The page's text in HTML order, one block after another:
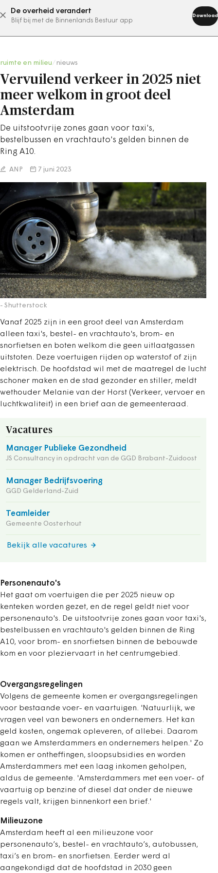
De overheid verandert
Blijf bij met de Binnenlands Bestuur app
Download
abonneer nu
ruimte en milieu nieuws
Vervuilend verkeer in 2025 niet
meer welkom in groot deel
Amsterdam
De uitstootvrije zones gaan voor taxi's,
bestelbussen en vrachtauto's gelden binnen de
Ring A10.
ANP 7 juni 2023
- Shutterstock
Vanaf 2025 zijn in een groot deel van Amsterdam
alleen taxi's, bestel- en vrachtauto's, brom- en
snorfietsen en boten welkom die geen uitlaatgassen
uitstoten. Deze voertuigen rijden op waterstof of zijn
elektrisch. De hoofdstad wil met de maatregel de lucht
schoner maken en de stad gezonder en stiller, meldt
wethouder Melanie van der Horst (Verkeer, vervoer en
luchtkwaliteit) in een brief aan de gemeenteraad.
Vacatures
Manager Publieke Gezondheid
JS Consultancy in opdracht van de GGD Brabant-Zuidoost
Manager Bedrijfsvoering
GGD Gelderland-Zuid
Teamleider
Gemeente Oosterhout
Bekijk alle vacatures
Personenauto's
Het gaat om voertuigen die per 2025 nieuw op
kenteken worden gezet, en de regel geldt niet voor
personenauto's. De uitstootvrije zones gaan voor taxi's,
bestelbussen en vrachtauto's gelden binnen de Ring
A10, voor brom- en snorfietsen binnen de bebouwde
kom en voor pleziervaart in het centrumgebied.
Overgangsregelingen
Volgens de gemeente komen er overgangsregelingen
voor bestaande voer- en vaartuigen. 'Natuurlijk, we
vragen veel van bewoners en ondernemers. Het kan
geld kosten, ongemak opleveren, of allebei. Daarom
gaan we Amsterdammers en ondernemers helpen.' Zo
komen er ontheffingen, sloopsubsidies en worden
Amsterdammers met een laag inkomen geholpen,
aldus de gemeente. 'Amsterdammers met een voer- of
vaartuig op benzine of diesel dat onder de nieuwe
regels valt, krijgen binnenkort een brief.'
Milieuzone
Amsterdam heeft al een milieuzone voor
personenauto’s, bestel- en vrachtauto’s, autobussen,
taxi’s en brom- en snorfietsen. Eerder werd al
aangekondigd dat de hoofdstad in 2030 geen